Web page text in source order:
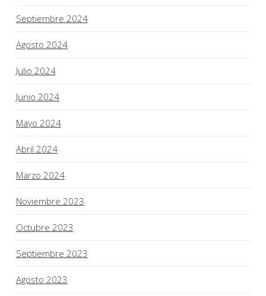
Septiembre 2024
Agosto 2024
Julio 2024
Junio 2024
Mayo 2024
Abril 2024
Marzo 2024
Noviembre 2023
Octubre 2023
Septiembre 2023
Agosto 2023